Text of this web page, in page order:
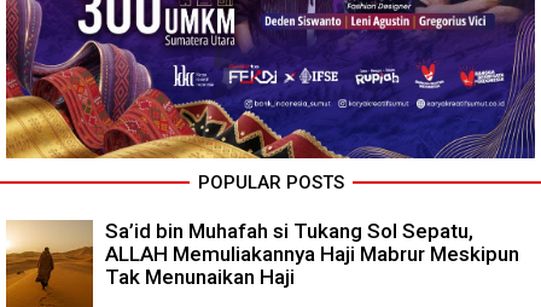
POPULAR POSTS
Sa’id bin Muhafah si Tukang Sol Sepatu,
ALLAH Memuliakannya Haji Mabrur Meskipun
Tak Menunaikan Haji